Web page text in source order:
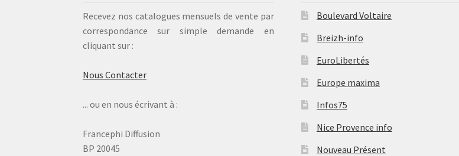
Recevez nos catalogues mensuels de vente par
correspondance sur simple demande en
cliquant sur :
Nous Contacter
... ou en nous écrivant à :
Francephi Diffusion
BP 20045
Boulevard Voltaire
Breizh-info
EuroLibertés
Europe maxima
Infos75
Nice Provence info
Nouveau Présent